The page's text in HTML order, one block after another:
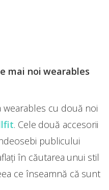
mai noi wearables
wearables cu două noi
. Cele două accesorii
publicului
în căutarea unui stil
ce înseamnă că sunt